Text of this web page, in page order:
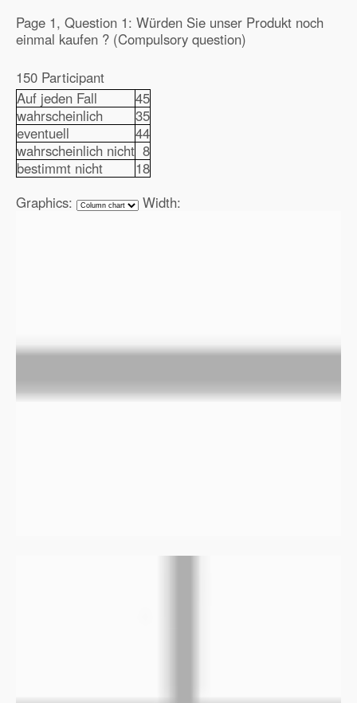
Page 1, Question 1: Würden Sie unser Produkt noch
einmal kaufen ? (Compulsory question)
150 Participant
Auf jeden Fall
45
wahrscheinlich
35
eventuell
44
wahrscheinlich nicht 8
bestimmt nicht
18
Graphics:
Width: